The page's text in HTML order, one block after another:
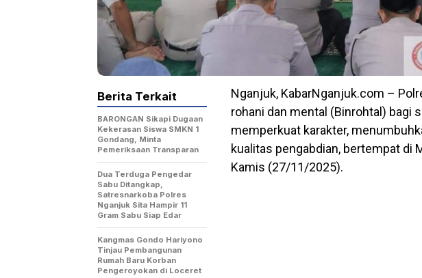
Nganjuk, KabarNganjuk.com –
rohani dan mental (Binrohtal) bagi
memperkuat karakter,
kualitas pengabdian, bertempat di
Kamis (27/11/2025).
Berita Terkait
BARONGAN Sikapi Dugaan
Kekerasan Siswa SMKN 1
Gondang, Minta
Pemeriksaan Transparan
Dua Terduga Pengedar
Sabu Ditangkap,
Satresnarkoba Polres
Nganjuk Sita Hampir 11
Gram Sabu Siap Edar
Kangmas Gondo Hariyono
Tinjau Pembangunan
Rumah Baru Korban
Pengeroyokan di Loceret